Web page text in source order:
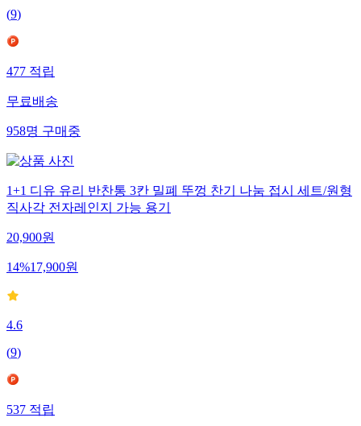
(9)
477적립
무료배송
958명구매중
1+1 디유 유리 반찬통 3칸 밀폐 뚜껑 찬기 나눔 접시 세트/원형
직사각 전자레인지 가능 용기
20,900원
14%17,900원
4.6
(9)
537적립